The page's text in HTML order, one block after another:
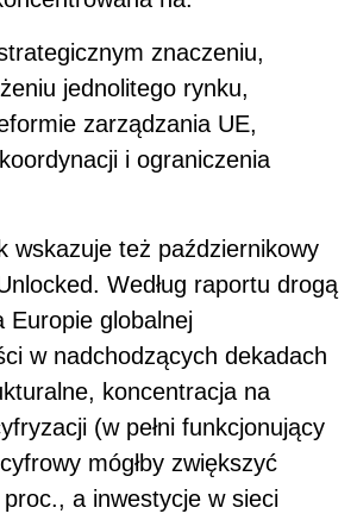
znaczeniu,
jednolitego rynku,
zarządzania UE,
i ograniczenia
wskazuje też październikowy
Według raportu drogą
Europie globalnej
w nadchodzących dekadach
koncentracja na
(w pełni funkcjonujący
mógłby zwiększyć
a inwestycje w sieci